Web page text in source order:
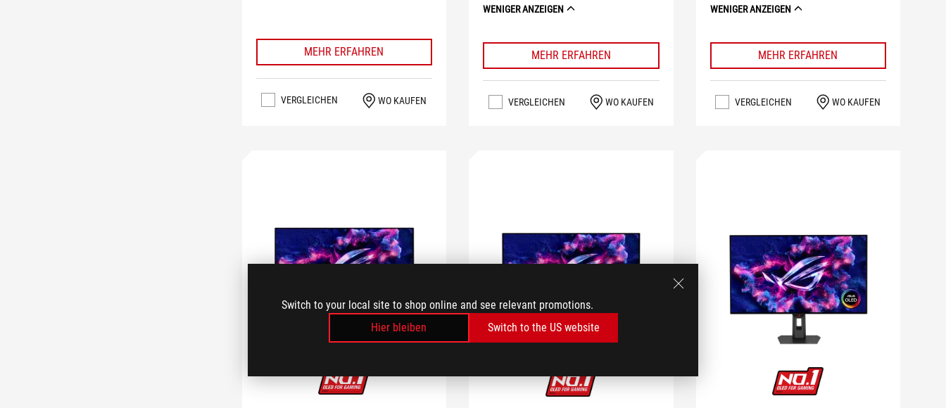
Switch to your local site to shop online and see relevant promotions.
Hier bleiben
Switch to the US website
MEHR ERFAHREN
VERGLEICHEN WO KAUFEN
WENIGER ANZEIGEN
MEHR ERFAHREN
VERGLEICHEN WO KAUFEN
WENIGER ANZEIGEN
MEHR ERFAHREN
VERGLEICHEN WO KAUFEN